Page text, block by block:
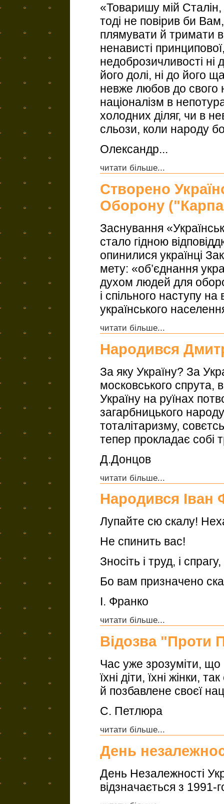
«Товаришу мій
тоді не повірив би
плямувати й тримати
ненависті
недоброзичливості ні
його долі, ні до його
невже любов до свого
націоналізм в
холодних діляг, чи в
сльози, коли народу
Олександр...
читати більше...
Створено
Оборону
Заснування
стало гідною
опинилися українці
мету: «об’єднання
духом людей для
і спільного наступу на
українського
читати більше...
Народився
За яку Україну? За
московського спрута,
Україну на руїнах
загарбницького
тоталітаризму,
тепер прокладає собі
Д.Донцов
читати більше...
Народився Іван
Лупайте сю скалу!
Не спинить вас!
Зносiть i труд, i
Бо вам призначено
І. Франко
читати більше...
Відозва "Проти
Час уже зрозуміти,
їхні діти, їхні жінки,
й позбавлене своєї
С. Петлюра
читати більше...
День
День Незалежності
відзначається з